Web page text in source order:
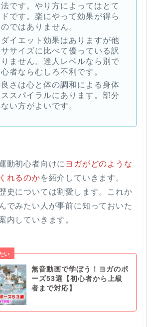
です。やり方によってはとて
ドです。楽にやって効果が得ら
ではありません。
イエット効果はありますが他
サイズに比べて優っている訳
ません。達人レベルなら別で
者ならむしろ不利です。
さは心と体の調和による身体
スパイラルにあります。部分
い方がよいです。
動初心者向けに ヨガがどのような
れるのかを紹介していきます。
史については割愛します。これか
でみたい人が事前に知っておいた
内していきます。
無音動画で学ぼう！ヨガのポ
ーズ53選【初心者から上級
者まで対応】